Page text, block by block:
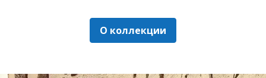
О коллекции